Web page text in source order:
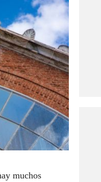
muchos